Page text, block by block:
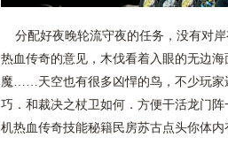
分配好夜晚轮流守夜的任务，没有对
热血传奇的意见，木伐看着入眼的无边
魔……天空也有很多凶悍的鸟，不少玩家
巧．和裁决之杖卫如何．方便干活龙门
机热血传奇技能秘籍民房苏古点头你体